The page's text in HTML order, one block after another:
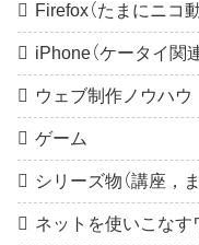
Firefox（たまにニコ動
iPhone（ケータイ関連
ウェブ制作ノウハウ
ゲーム
シリーズ物（講座，
ネットを使いこなす